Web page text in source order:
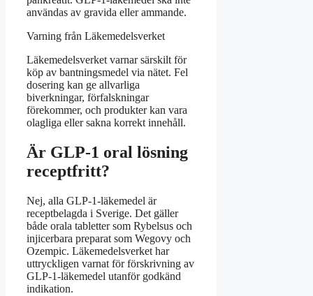
användas av gravida eller ammande.
Varning från Läkemedelsverket
Läkemedelsverket varnar särskilt för
köp av bantningsmedel via nätet. Fel
dosering kan ge allvarliga
biverkningar, förfalskningar
förekommer, och produkter kan vara
olagliga eller sakna korrekt innehåll.
Är GLP-1 oral lösning
receptfritt?
Nej, alla GLP-1-läkemedel är
receptbelagda i Sverige. Det gäller
både orala tabletter som Rybelsus och
injicerbara preparat som Wegovy och
Ozempic. Läkemedelsverket har
uttryckligen varnat för förskrivning av
GLP-1-läkemedel utanför godkänd
indikation.